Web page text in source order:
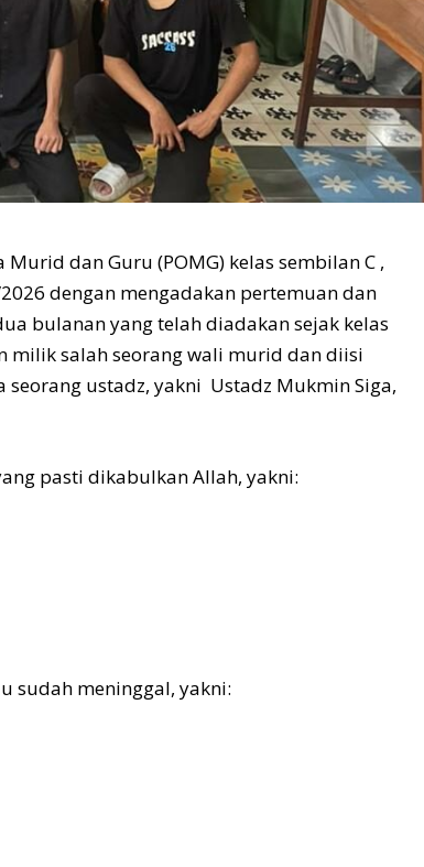
Murid dan Guru (POMG) kelas sembilan C ,
dengan mengadakan pertemuan dan
bulanan yang telah diadakan sejak kelas
milik salah seorang wali murid dan diisi
ustadz, yakni Ustadz Mukmin Siga,
pasti dikabulkan Allah, yakni:
sudah meninggal, yakni: